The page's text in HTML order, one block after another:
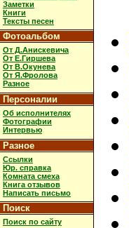
Заметки
Книги
Тексты песен
Фотоальбом
От Д.Анискевича
От Е.Гиршева
От В.Окунева
От Я.Фролова
Разное
Персоналии
Об исполнителях
Фотографии
Интервью
Разное
Ссылки
Юр. справка
Комната смеха
Книга отзывов
Написать письмо
Поиск
Поиск по сайту